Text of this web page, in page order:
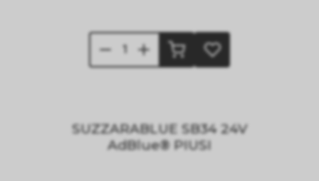
SUZZARABLUE SB34 24V
AdBlue® PIUSI